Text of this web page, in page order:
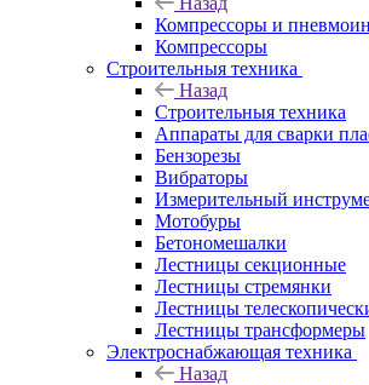
Компрессоры и
Компрессоры
Строительныя техника
Назад
Строительныя техника
Аппараты для сварки
Бензорезы
Вибраторы
Измерительный
Мотобуры
Бетономешалки
Лестницы секционные
Лестницы стремянки
Лестницы
Лестницы трансформеры
Электроснабжающая техника
Назад